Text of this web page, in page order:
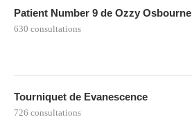
Patient Number 9 de Ozzy Osbourne
630 consultations
Tourniquet de Evanescence
726 consultations